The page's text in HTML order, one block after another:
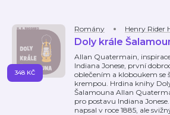
Romány Henry Rider
Doly krále
Allan Quatermain,
Indiana Jonese, první
oblečením a kloboukem se
krempou. Hrdina knihy
Šalamouna Allan
pro postavu Indiana
napsal v roce 1885, ale
348 KČ